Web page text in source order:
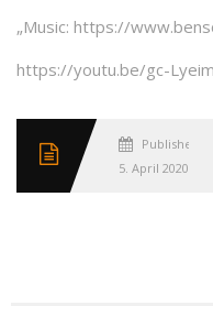
„Music: https://
https://youtu.be/gc-
Published
5. April 2020